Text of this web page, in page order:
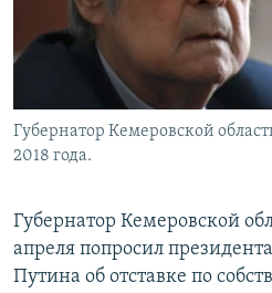
Губернатор Кемеровской
2018 года.
Губернатор Кемеровской
апреля попросил
Путина об отставке по